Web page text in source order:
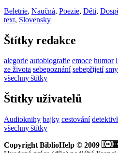
Beletrie, Naučná, Poezie, Děti,
text, Slovensky
Štítky redakce
alegorie autobiografie emoce humor
ze života sebepoznání sebepřijetí
všechny štítky
Štítky uživatelů
Audioknihy bajky cestování
všechny štítky
Copyright BiblioHelp © 2009